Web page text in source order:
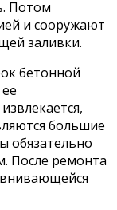
Потом
и сооружают
заливки.
бетонной
большие
обязательно
После ремонта